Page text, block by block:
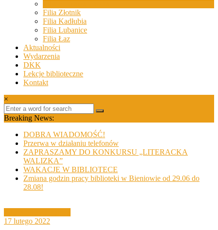
Filia Złotnik
Filia Kadłubia
Filia Lubanice
Filia Łaz
Aktualności
Wydarzenia
DKK
Lekcje biblioteczne
Kontakt
×
Breaking News:
DOBRA WIADOMOŚĆ!
Przerwa w działaniu telefonów
ZAPRASZAMY DO KONKURSU „LITERACKA
WALIZKA”
WAKACJE W BIBLIOTECE
Zmiana godzin pracy biblioteki w Bieniowie od 29.06 do
28.08!
17 lutego 2022